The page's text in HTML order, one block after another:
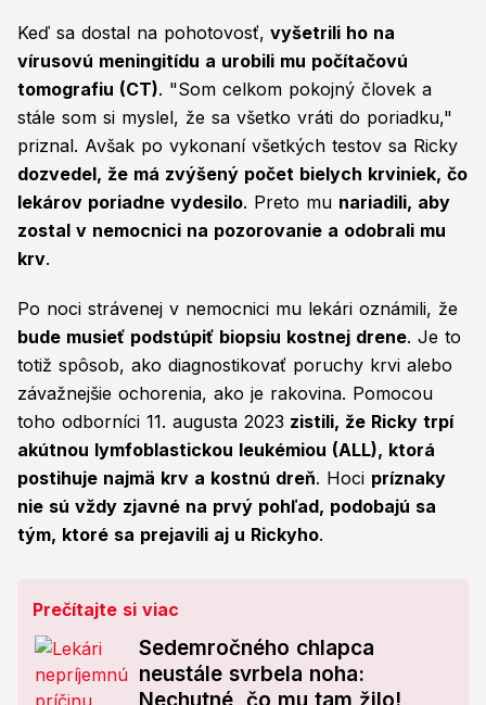
Keď sa dostal na pohotovosť, vyšetrili ho na
vírusovú meningitídu a urobili mu počítačovú
tomografiu (CT). "Som celkom pokojný človek a
stále som si myslel, že sa všetko vráti do poriadku,"
priznal. Avšak po vykonaní všetkých testov sa Ricky
dozvedel, že má zvýšený počet bielych krviniek, čo
lekárov poriadne vydesilo. Preto mu nariadili, aby
zostal v nemocnici na pozorovanie a odobrali mu
krv.
Po noci strávenej v nemocnici mu lekári oznámili, že
bude musieť podstúpiť biopsiu kostnej drene. Je to
totiž spôsob, ako diagnostikovať poruchy krvi alebo
závažnejšie ochorenia, ako je rakovina. Pomocou
toho odborníci 11. augusta 2023 zistili, že Ricky trpí
akútnou lymfoblastickou leukémiou (ALL), ktorá
postihuje najmä krv a kostnú dreň. Hoci príznaky
nie sú vždy zjavné na prvý pohľad, podobajú sa
tým, ktoré sa prejavili aj u Rickyho.
Prečítajte si viac
Sedemročného chlapca
neustále svrbela noha: